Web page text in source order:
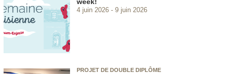
week!
4 juin 2026 9 juin 2026
PROJET DE DOUBLE DIPLÔME